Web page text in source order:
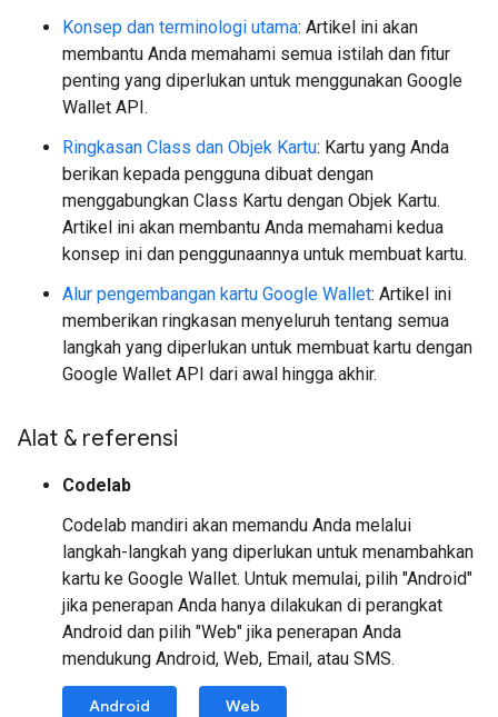
Konsep dan terminologi utama: Artikel ini akan
membantu Anda memahami semua istilah dan fitur
penting yang diperlukan untuk menggunakan Google
Wallet API.
Ringkasan Class dan Objek Kartu: Kartu yang Anda
berikan kepada pengguna dibuat dengan
menggabungkan Class Kartu dengan Objek Kartu.
Artikel ini akan membantu Anda memahami kedua
konsep ini dan penggunaannya untuk membuat kartu.
Alur pengembangan kartu Google Wallet: Artikel ini
memberikan ringkasan menyeluruh tentang semua
langkah yang diperlukan untuk membuat kartu dengan
Google Wallet API dari awal hingga akhir.
Alat & referensi
Codelab
Codelab mandiri akan memandu Anda melalui
langkah-langkah yang diperlukan untuk menambahkan
kartu ke Google Wallet. Untuk memulai, pilih "Android"
jika penerapan Anda hanya dilakukan di perangkat
Android dan pilih "Web" jika penerapan Anda
mendukung Android, Web, Email, atau SMS.
Android Web